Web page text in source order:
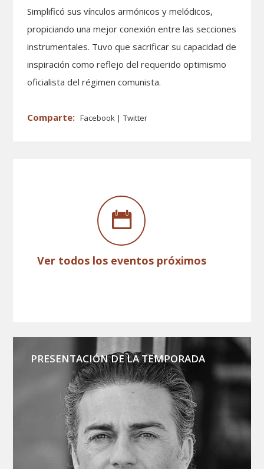
Simplificó sus vínculos armónicos y melódicos,
propiciando una mejor conexión entre las secciones
instrumentales. Tuvo que sacrificar su capacidad de
inspiración como reflejo del requerido optimismo
oficialista del régimen comunista.
Facebook Twitter
Ver todos los eventos próximos
PRESENTACIÓN DE LA TEMPORADA